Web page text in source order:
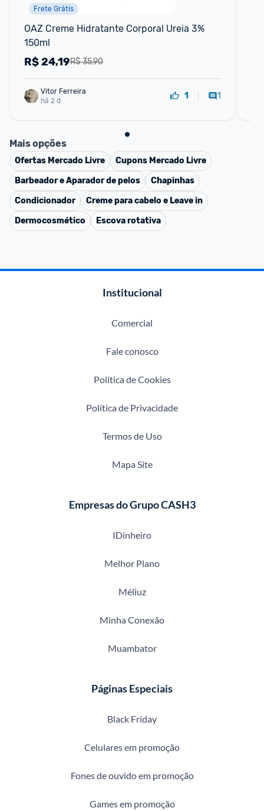
Frete Grátis
OAZ Creme Hidratante Corporal Ureia 3%
150ml
R$ 35,90
R$24,19
Vitor Ferreira
há 2 d
1 1
Mais opções
Ofertas Mercado Livre Cupons Mercado Livre
Barbeador e Aparador de pelos
Chapinhas
Condicionador
Creme para cabelo e Leave in
Dermocosmético
Escova rotativa
Institucional
Comercial
Fale conosco
Política de Cookies
Política de Privacidade
Termos de Uso
Mapa Site
Empresas do Grupo CASH3
IDinheiro
Melhor Plano
Méliuz
Minha Conexão
Muambator
Páginas Especiais
Black Friday
Celulares em promoção
Fones de ouvido em promoção
Games em promoção